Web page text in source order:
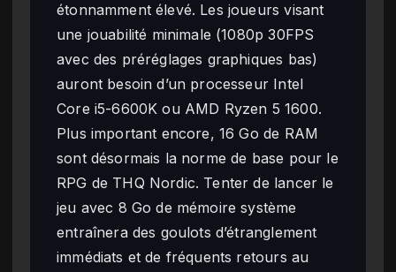
étonnamment élevé. Les joueurs visant
une jouabilité minimale (1080p 30FPS
avec des préréglages graphiques bas)
auront besoin d’un processeur Intel
Core i5-6600K ou AMD Ryzen 5 1600.
Plus important encore, 16 Go de RAM
sont désormais la norme de base pour le
RPG de THQ Nordic. Tenter de lancer le
jeu avec 8 Go de mémoire système
entraînera des goulots d’étranglement
immédiats et de fréquents retours au